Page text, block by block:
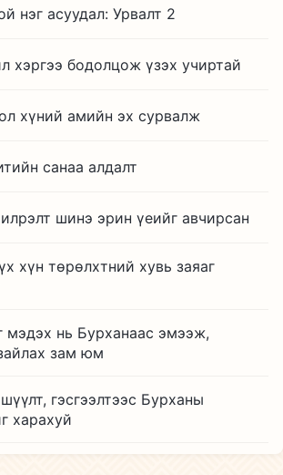
нэг асуудал: Урвалт 2
хэргээ бодолцож үзэх учиртай
хүний амийн эх сурвалж
санаа алдалт
шинэ эрин үеийг авчирсан
хүн төрөлхтний хувь заяаг
мэдэх нь Бурханаас эмээж,
зам юм
гэсгээлтээс Бурханы
харахуй